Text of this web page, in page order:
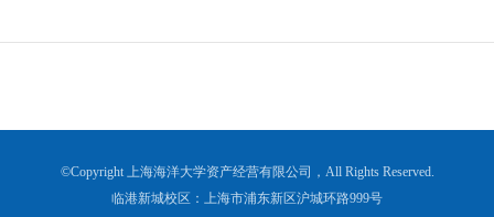
©Copyright 上海海洋大学资产经营有限公司，All Rights Reserved.
临港新城校区：上海市浦东新区沪城环路999号